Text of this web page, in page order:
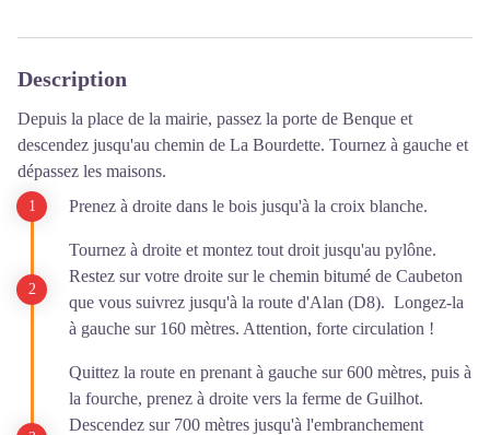
Description
Depuis la place de la mairie, passez la porte de Benque et
descendez jusqu'au chemin de La Bourdette. Tournez à gauche et
dépassez les maisons.
Prenez à droite dans le bois jusqu'à la croix blanche.
Tournez à droite et montez tout droit jusqu'au pylône.
Restez sur votre droite sur le chemin bitumé de Caubeton
que vous suivrez jusqu'à la route d'Alan (D8). Longez-la
à gauche sur 160 mètres. Attention, forte circulation !
Quittez la route en prenant à gauche sur 600 mètres, puis à
la fourche, prenez à droite vers la ferme de Guilhot.
Descendez sur 700 mètres jusqu'à l'embranchement